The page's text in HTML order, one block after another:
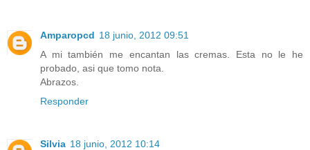
Amparopcd 18 junio, 2012 09:51
A mi también me encantan las cremas. Esta no le he
probado, asi que tomo nota.
Abrazos.
Responder
Silvia 18 junio, 2012 10:14